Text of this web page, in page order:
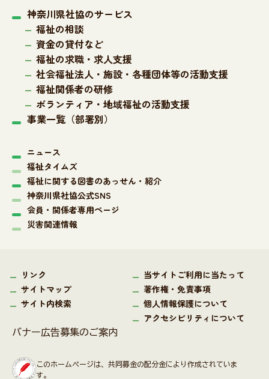
神奈川県社協のサービス
福祉の相談
資金の貸付など
福祉の求職・求人支援
社会福祉法人・施設・各種団体等の活動支援
福祉関係者の研修
ボランティア・地域福祉の活動支援
事業一覧（部署別）
ニュース
福祉タイムズ
福祉に関する図書のあっせん・紹介
神奈川県社協公式SNS
会員・関係者専用ページ
災害関連情報
リンク
サイトマップ
サイト内検索
当サイトご利用に当たって
著作権・免責事項
個人情報保護について
アクセシビリティについて
バナー広告募集のご案内
このホームページは、共同募金の配分金により作成されていま
す。